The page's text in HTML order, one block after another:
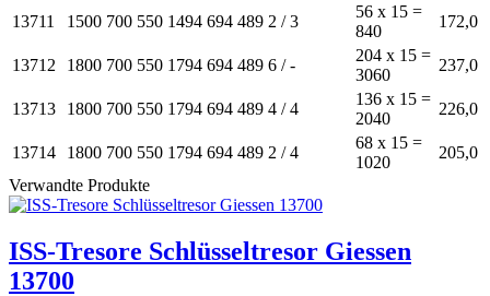
13711 1500 700 550 1494 694 489 2 / 3
56 x 15 =
840
172,0
13712 1800 700 550 1794 694 489 6 / -
204 x 15 =
3060
237,0
13713 1800 700 550 1794 694 489 4 / 4
136 x 15 =
2040
226,0
13714 1800 700 550 1794 694 489 2 / 4
68 x 15 =
1020
205,0
Verwandte Produkte
ISS-Tresore Schlüsseltresor Giessen
13700